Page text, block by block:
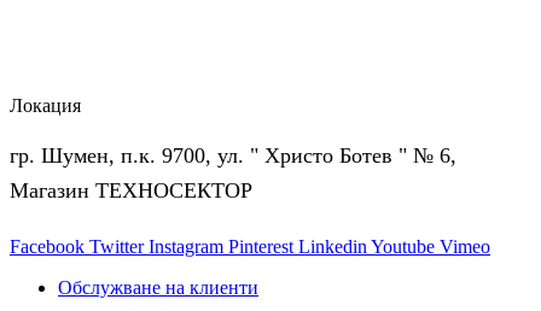
Локация
гр. Шумен, п.к. 9700, ул. " Христо Ботев " № 6,
Магазин ТЕХНОСЕКТОР
Facebook Twitter Instagram Pinterest Linkedin Youtube Vimeo
Обслужване на клиенти